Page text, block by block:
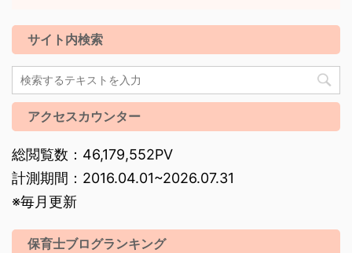
サイト内検索
アクセスカウンター
総閲覧数：46,179,552PV
計測期間：2016.04.01~2026.07.31
※毎月更新
保育士ブログランキング